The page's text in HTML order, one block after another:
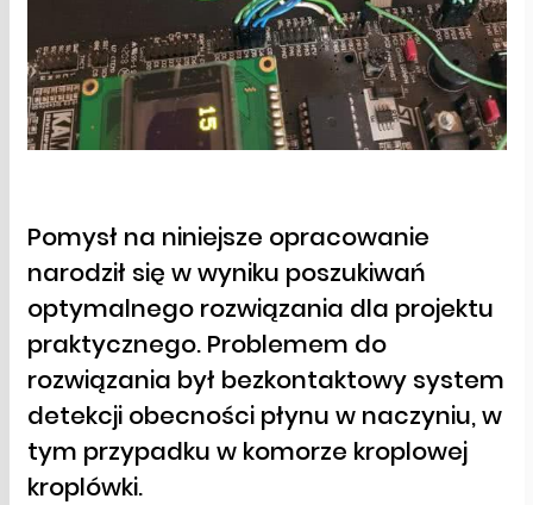
Pomysł na niniejsze opracowanie
narodził się w wyniku poszukiwań
optymalnego rozwiązania dla projektu
praktycznego. Problemem do
rozwiązania był bezkontaktowy system
detekcji obecności płynu w naczyniu, w
tym przypadku w komorze kroplowej
kroplówki.